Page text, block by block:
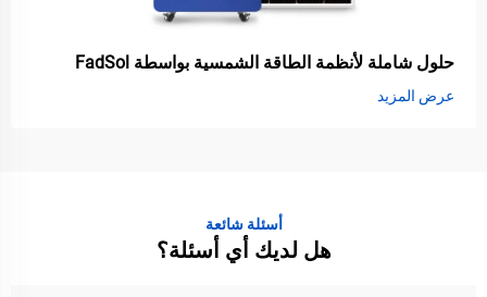
حلول شاملة لأنظمة الطاقة الشمسية بواسطة FadSol
عرض المزيد
أسئلة شائعة
هل لديك أي أسئلة؟